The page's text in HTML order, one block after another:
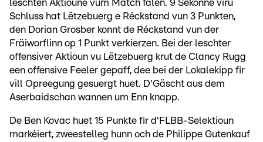
leschten Aktioune vum Match falen. 9 Sekonne viru
Schluss hat Lëtzebuerg e Réckstand vun 3 Punkten,
den Dorian Grosber konnt de Réckstand vun der
Fräiworflinn op 1 Punkt verkierzen. Bei der leschter
offensiver Aktioun vu Lëtzebuerg krut de Clancy Rugg
een offensive Feeler gepaff, dee bei der Lokalekipp fir
vill Opreegung gesuergt huet. D'Gäscht aus dem
Aserbaidschan wannen um Enn knapp.
De Ben Kovac huet 15 Punkte fir d'FLBB-Selektioun
markéiert, zweestelleg hunn och de Philippe Gutenkauf